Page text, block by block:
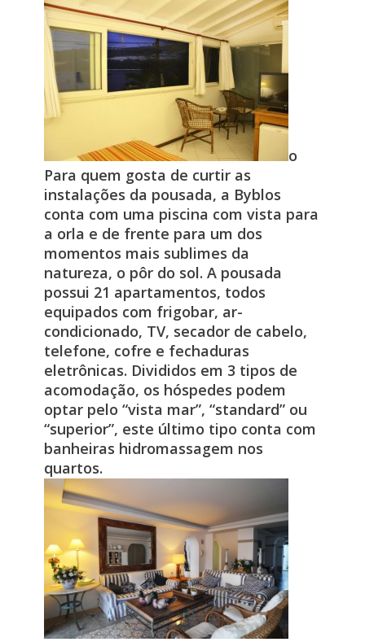
o
Para quem gosta de curtir as
instalações da pousada, a Byblos
conta com uma piscina com vista para
a orla e de frente para um dos
momentos mais sublimes da
natureza, o pôr do sol. A pousada
possui 21 apartamentos, todos
equipados com frigobar, ar-
condicionado, TV, secador de cabelo,
telefone, cofre e fechaduras
eletrônicas. Divididos em 3 tipos de
acomodação, os hóspedes podem
optar pelo “vista mar”, “standard” ou
“superior”, este último tipo conta com
banheiras hidromassagem nos
quartos.